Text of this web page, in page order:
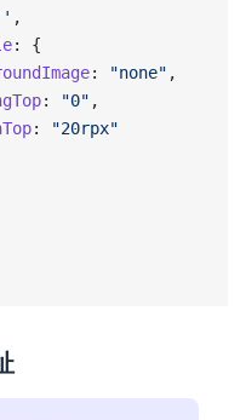
,
: {
: "none" ,
: "0" ,
:
"20rpx"